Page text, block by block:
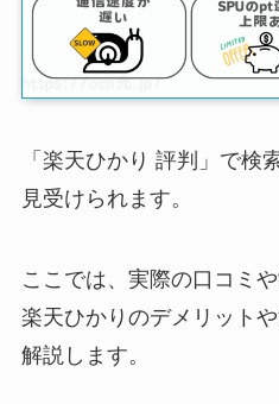
「楽天ひかり 評判」で検
見受けられます。
ここでは、実際の口コミ
楽天ひかりのデメリット
解説します。